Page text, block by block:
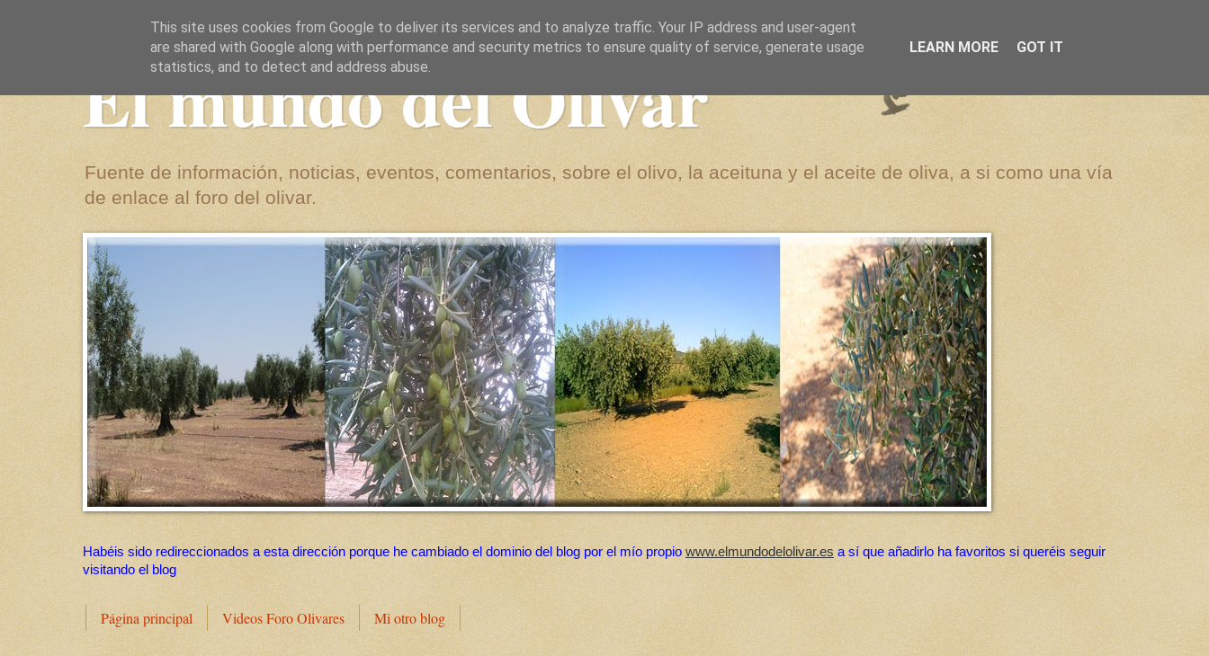
El mundo del Olivar
Fuente de información, noticias, eventos, comentarios, sobre el olivo, la aceituna y el aceite de oliva, a si como una vía
de enlace al foro del olivar.
Habéis sido redireccionados a esta dirección porque he cambiado el dominio del blog por el mío propio www.elmundodelolivar.es a sí que añadirlo ha favoritos si queréis seguir
visitando el blog
Página principal Videos Foro Olivares Mi otro blog
This site uses cookies from Google to deliver its services and to analyze traffic. Your IP address and user-agent
are shared with Google along with performance and security metrics to ensure quality of service, generate usage
statistics, and to detect and address abuse.
LEARN MORE GOT IT